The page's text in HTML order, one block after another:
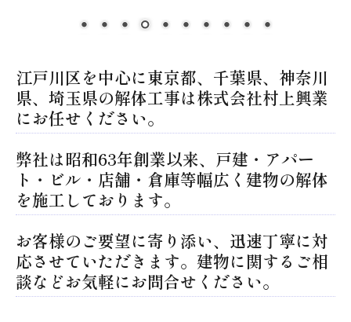
江戸川区を中心に東京都、千葉県、神奈川
県、埼玉県の解体工事は株式会社村上興業
にお任せください。
弊社は昭和63年創業以来、戸建・アパー
ト・ビル・店舗・倉庫等幅広く建物の解体
を施工しております。
お客様のご要望に寄り添い、迅速丁寧に対
応させていただきます。建物に関するご相
談などお気軽にお問合せください。